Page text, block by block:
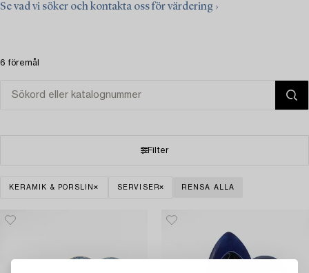
Se vad vi söker och kontakta oss för värdering ›
6 föremål
Filter
KERAMIK & PORSLIN SERVISER RENSA ALLA